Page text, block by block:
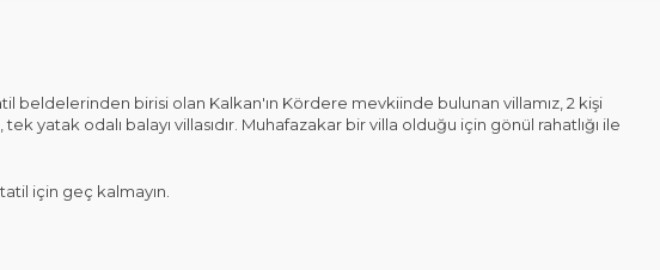
birisi olan Kalkan'ın Kördere mevkiinde bulunan villamız, 2 kişi
yatak odalı balayı villasıdır. Muhafazakar bir villa olduğu için gönül rahatlığı ile
için geç kalmayın.